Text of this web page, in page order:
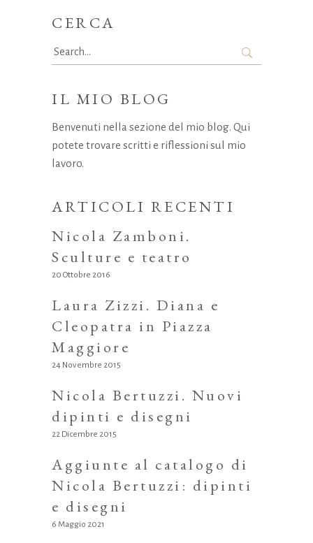
CERCA
Search
for:
IL MIO BLOG
Benvenuti nella sezione del mio blog. Qui
potete trovare scritti e riflessioni sul mio
lavoro.
ARTICOLI RECENTI
Nicola Zamboni.
Sculture e teatro
20 Ottobre 2016
Laura Zizzi. Diana e
Cleopatra in Piazza
Maggiore
24 Novembre 2015
Nicola Bertuzzi. Nuovi
dipinti e disegni
22 Dicembre 2015
Aggiunte al catalogo di
Nicola Bertuzzi: dipinti
e disegni
6 Maggio 2021